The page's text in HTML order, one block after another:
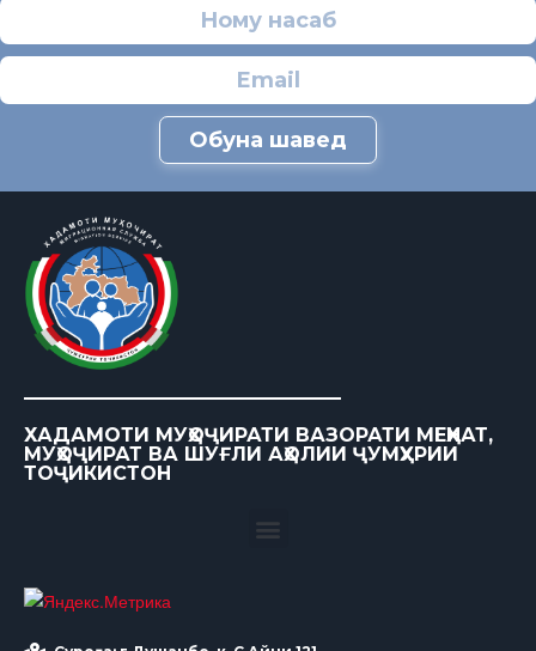
Обуна шавед
ХАДАМОТИ МУҲОҶИРАТИ ВАЗОРАТИ МЕҲНАТ,
МУҲОҶИРАТ ВА ШУҒЛИ АҲОЛИИ ҶУМҲУРИИ
ТОҶИКИСТОН